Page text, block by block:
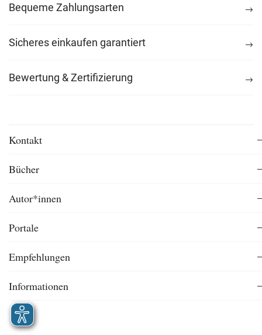
Bequeme Zahlungsarten
Sicheres einkaufen garantiert
Bewertung & Zertifizierung
Kontakt
Bücher
Autor*innen
Portale
Empfehlungen
Informationen